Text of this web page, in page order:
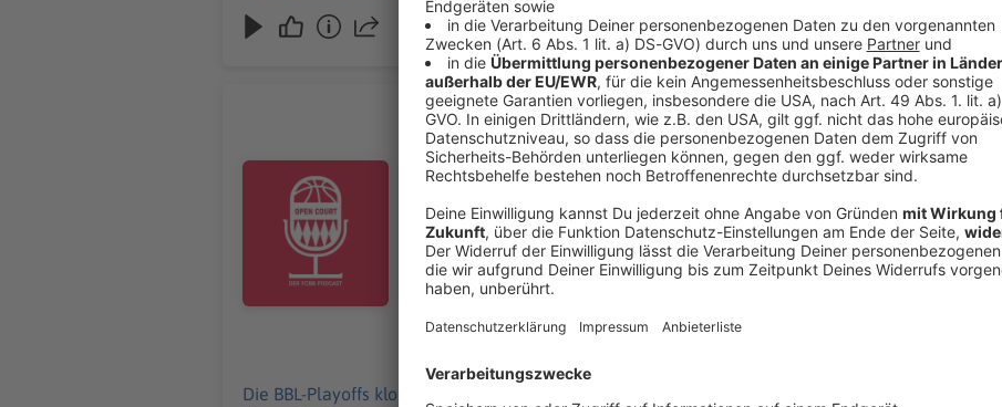
Audiotitel - OPEN COURT Update - Die Playoffs können kommen
OPEN COURT Update - Die Playoffs können kommen
Die BBL-Playoffs klopfen an die Tür, Platz 1 ist gesichert für die Bayern-
die Spannung hochhält, lässt sich Martin von Steffen erklären, bevor sie
Gegner eigentlich im Viertelfinale auf den FCBB warten könnten. Steffen
dem neuen, alten Playoff-Rhythmus hält. Einen kurzen Blick in die
in der neuen Folge OPEN COURT - das Update --- Diese Folge wurde am 05.05.2026 aufgenommen.
Technik: Martin Vogel Leitung: Andreas Burkert
Die BBL-Playoffs klopfen an die Tür, Platz 1 ist gesichert für die Bayern-Basketballer - und nun?